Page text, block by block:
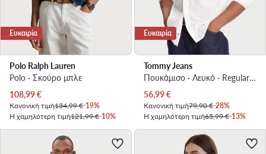
Ευκαιρία
Polo Ralph Lauren
Polo · Σκούρο μπλε
Τρέχουσα τιμή
108,99€
Κανονική τιμή134,99 €-19%
Η χαμηλότερη τιμή121,99 €-10%
Ευκαιρία
Tommy Jeans
Πουκάμισο · Λευκό · Regular Fit
Τρέχουσα τιμή
56,99€
Κανονική τιμή79,90 €-28%
Η χαμηλότερη τιμή65,99 €-13%